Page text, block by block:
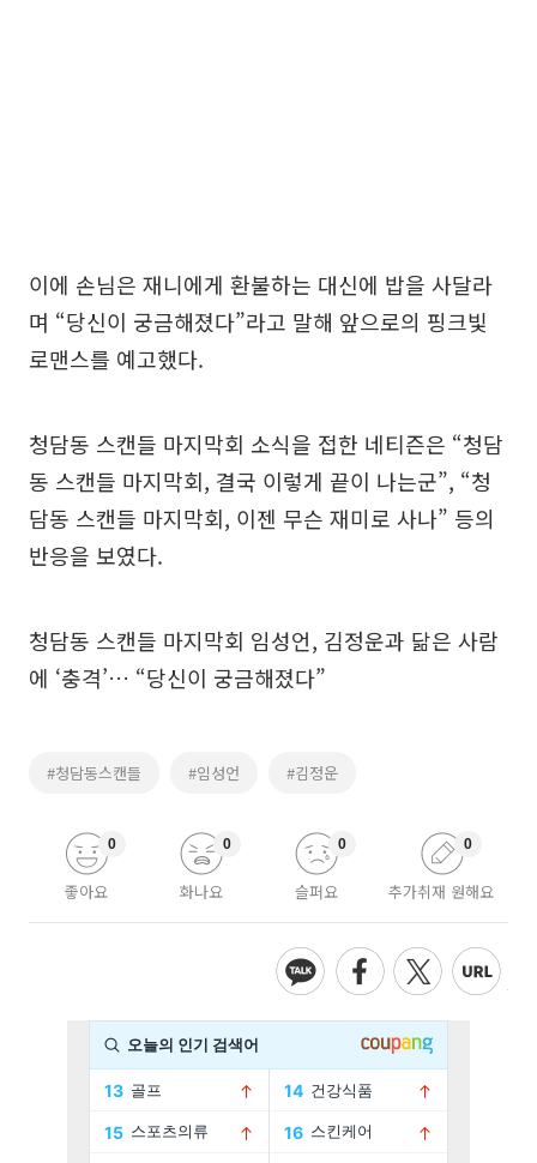
이에 손님은 재니에게 환불하는 대신에 밥을 사달라
며 “당신이 궁금해졌다”라고 말해 앞으로의 핑크빛
로맨스를 예고했다.
청담동 스캔들 마지막회 소식을 접한 네티즌은 “청담
동 스캔들 마지막회, 결국 이렇게 끝이 나는군”, “청
담동 스캔들 마지막회, 이젠 무슨 재미로 사나” 등의
반응을 보였다.
청담동 스캔들 마지막회 임성언, 김정운과 닮은 사람
에 ‘충격’… “당신이 궁금해졌다”
#청담동스캔들 #임성언 #김정운
좋아요
0
화나요
0
슬퍼요
0
추가취재 원해요
0